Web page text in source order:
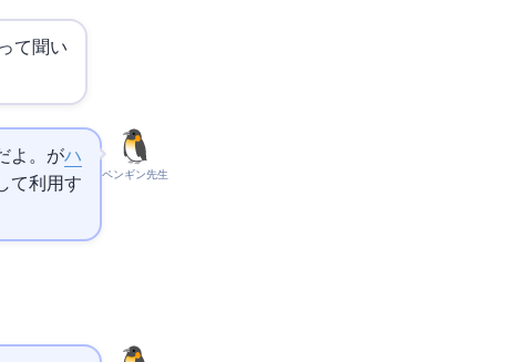
て聞い
ペンギン先生
。AIがハ
て利用す